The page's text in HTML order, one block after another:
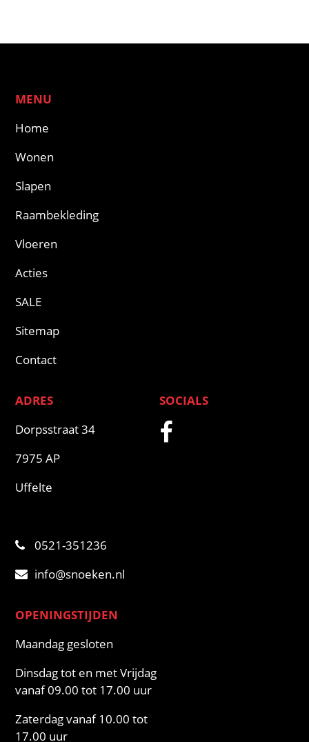
MENU
Home
Wonen
Slapen
Raambekleding
Vloeren
Acties
SALE
Sitemap
Contact
ADRES
Dorpsstraat 34
7975 AP
Uffelte
0521-351236
info@snoeken.nl
SOCIALS
OPENINGSTIJDEN
Maandag gesloten
Dinsdag tot en met Vrijdag
vanaf 09.00 tot 17.00 uur
Zaterdag vanaf 10.00 tot
17.00 uur